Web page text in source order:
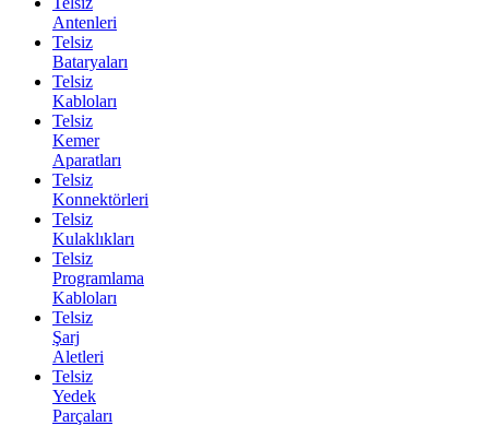
Antenleri
Telsiz
Bataryaları
Telsiz
Kabloları
Telsiz
Kemer
Aparatları
Telsiz
Konnektörleri
Telsiz
Kulaklıkları
Telsiz
Programlama
Kabloları
Telsiz
Şarj
Aletleri
Telsiz
Yedek
Parçaları